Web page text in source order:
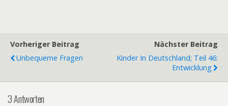
Vorheriger Beitrag
Unbequeme Fragen
Nächster Beitrag
Kinder In Deutschland; Teil 46:
Entwicklung
3 Antworten